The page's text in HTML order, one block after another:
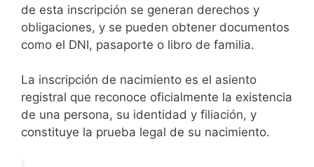
de esta inscripción se generan derechos y
obligaciones, y se pueden obtener documentos
como el DNI, pasaporte o libro de familia.
La inscripción de nacimiento es el asiento
registral que reconoce oficialmente la existencia
de una persona, su identidad y filiación, y
constituye la prueba legal de su nacimiento.